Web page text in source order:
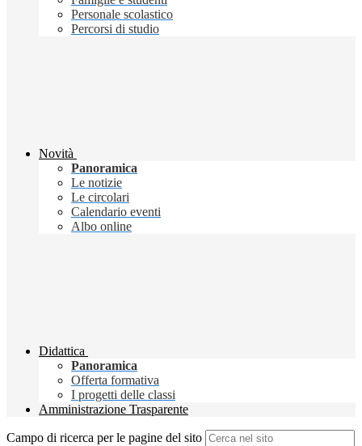
Personale scolastico
Percorsi di studio
Novità
Panoramica
Le notizie
Le circolari
Calendario eventi
Albo online
Didattica
Panoramica
Offerta formativa
I progetti delle classi
Amministrazione Trasparente
Campo di ricerca per le pagine del sito